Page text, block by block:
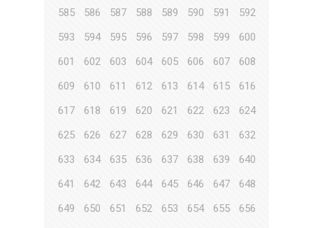
585
586 587 588 589 590 591
592
593
594 595 596 597 598 599
600
601
602 603 604 605 606 607
608
609
610 611 612 613 614 615
616
617
618 619 620 621 622 623
624
625
626 627 628 629 630 631
632
633
634 635 636 637 638 639
640
641
642 643 644 645 646 647
648
649
650 651 652 653 654 655
656